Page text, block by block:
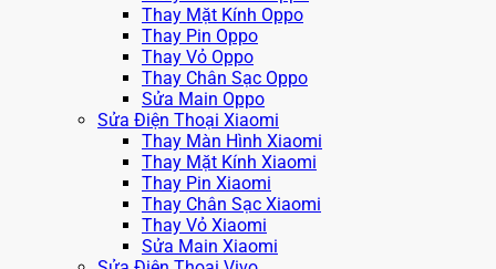
Thay Mặt Kính Oppo
Thay Pin Oppo
Thay Vỏ Oppo
Thay Chân Sạc Oppo
Sửa Main Oppo
Sửa Điện Thoại Xiaomi
Thay Màn Hình Xiaomi
Thay Mặt Kính Xiaomi
Thay Pin Xiaomi
Thay Chân Sạc Xiaomi
Thay Vỏ Xiaomi
Sửa Main Xiaomi